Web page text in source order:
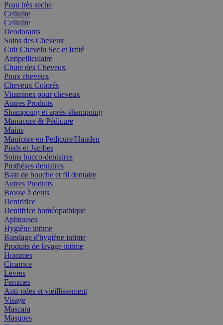
Peau très seche
Cellulite
Cellulite
Deodorants
Soins des Cheveux
Cuir Chevelu Sec et Irrité
Antipelliculaire
Chute des Cheveux
Poux cheveux
Cheveux Colorés
Vitamines pour cheveux
Autres Produits
Shampoing et après-shampoing
Manucure & Pédicure
Mains
Manicure en Pedicure/Handen
Pieds et Jambes
Soins bucco-dentaires
Prothèses dentaires
Bain de bouche et fil dentaire
Autres Produits
Brosse à dents
Dentrifice
Dentifrice homéopathique
Aphtouses
Hygiène intime
Bandage d'hygiène intime
Produits de lavage intime
Hommes
Cicatrice
Lèvres
Femmes
Anti-rides et vieillissement
Visage
Mascara
Masques